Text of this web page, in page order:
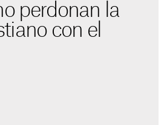
perdonan la
con el